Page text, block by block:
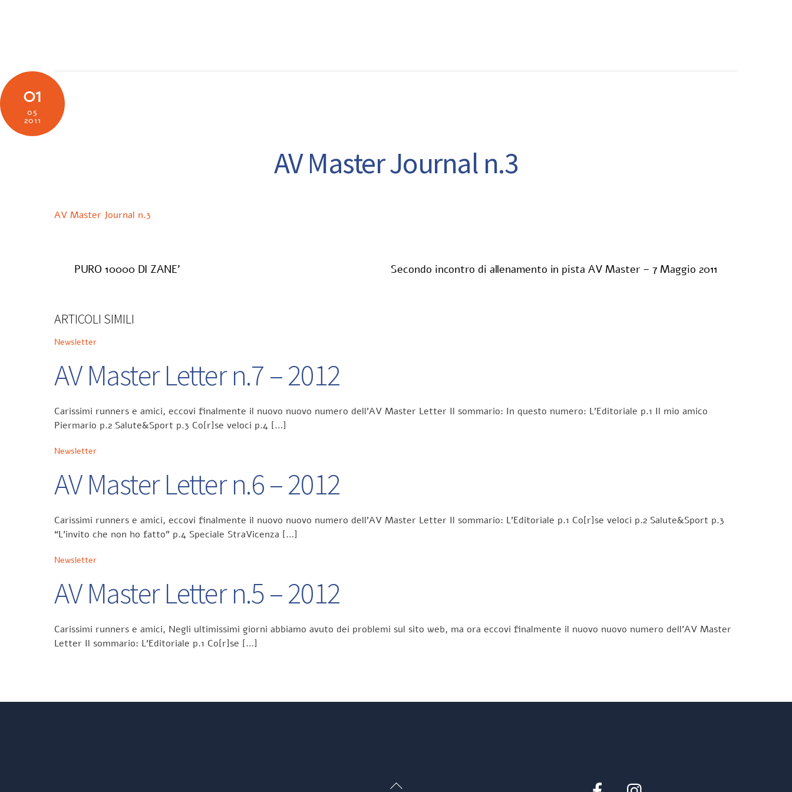
01
05
2011
AV Master Journal n.3
AV Master Journal n.3
PURO 10000 DI ZANE’ Secondo incontro di allenamento in pista AV Master – 7 Maggio 2011
ARTICOLI SIMILI
Newsletter
AV Master Letter n.7 – 2012
Carissimi runners e amici, eccovi finalmente il nuovo nuovo numero dell’AV Master Letter Il sommario: In questo numero: L’Editoriale p.1 Il mio amico
Piermario p.2 Salute&Sport p.3 Co[r]se veloci p.4 […]
Newsletter
AV Master Letter n.6 – 2012
Carissimi runners e amici, eccovi finalmente il nuovo nuovo numero dell’AV Master Letter Il sommario: L’Editoriale p.1 Co[r]se veloci p.2 Salute&Sport p.3
“L’invito che non ho fatto” p.4 Speciale StraVicenza […]
Newsletter
AV Master Letter n.5 – 2012
Carissimi runners e amici, Negli ultimissimi giorni abbiamo avuto dei problemi sul sito web, ma ora eccovi finalmente il nuovo nuovo numero dell’AV Master
Letter Il sommario: L’Editoriale p.1 Co[r]se […]
Back
Facebook